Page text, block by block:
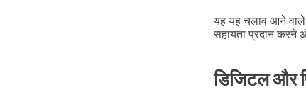
यह यह चलाव आने वाले
सहायता प्रदान
डिजिटल और